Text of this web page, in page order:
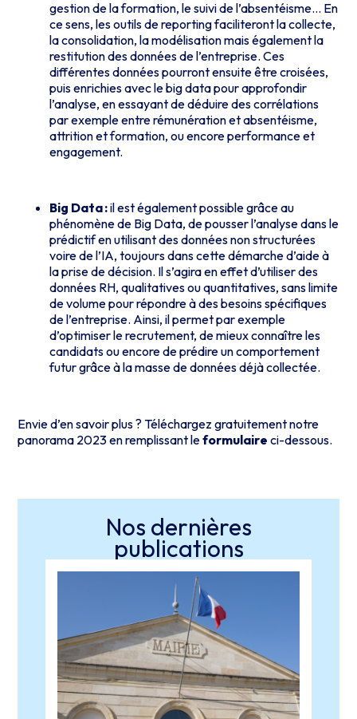
gestion de la formation, le suivi de l’absentéisme… En
ce sens, les outils de reporting faciliteront la collecte,
la consolidation, la modélisation mais également la
restitution des données de l’entreprise. Ces
différentes données pourront ensuite être croisées,
puis enrichies avec le big data pour approfondir
l’analyse, en essayant de déduire des corrélations
par exemple entre rémunération et absentéisme,
attrition et formation, ou encore performance et
engagement.
Big Data :il est également possible grâce au
phénomène de Big Data, de pousser l’analyse dans le
prédictif en utilisant des données non structurées
voire de l’IA, toujours dans cette démarche d’aide à
la prise de décision. Il s’agira en effet d’utiliser des
données RH, qualitatives ou quantitatives, sans limite
de volume pour répondre à des besoins spécifiques
de l’entreprise. Ainsi, il permet par exemple
d’optimiser le recrutement, de mieux connaître les
candidats ou encore de prédire un comportement
futur grâce à la masse de données déjà collectée.
Envie d’en savoir plus ? Téléchargez gratuitement notre
panorama 2023 en remplissant leformulaire ci-dessous.
Nos dernières
publications